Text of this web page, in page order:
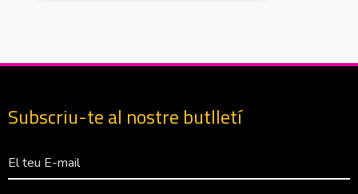
Subscriu-te al nostre butlletí
Correu Electrònico